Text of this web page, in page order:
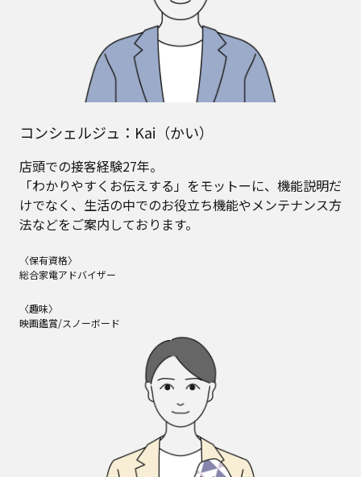
コンシェルジュ：Kai（かい）
店頭での接客経験27年。
「わかりやすくお伝えする」をモットーに、機能説明だ
けでなく、生活の中でのお役立ち機能やメンテナンス方
法などをご案内しております。
〈保有資格〉
総合家電アドバイザー
〈趣味〉
映画鑑賞/スノーボード